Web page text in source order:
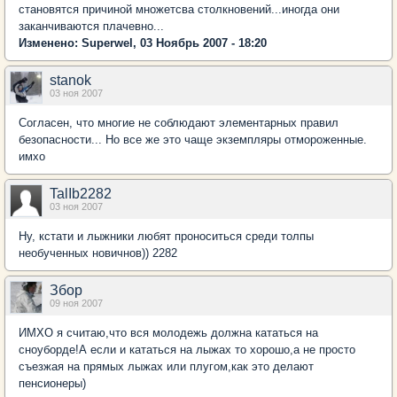
становятся причиной множетсва столкновений...иногда они
заканчиваются плачевно...
Изменено: Superwel, 03 Ноябрь 2007 - 18:20
stanok
03 ноя 2007
Согласен, что многие не соблюдают элементарных правил
безопасности... Но все же это чаще экземпляры отмороженные.
имхо
TalIb2282
03 ноя 2007
Ну, кстати и лыжники любят проноситься среди толпы
необученных новичнов)) 2282
Збор
09 ноя 2007
ИМХО я считаю,что вся молодежь должна кататься на
сноуборде!А если и кататься на лыжах то хорошо,а не просто
съезжая на прямых лыжах или плугом,как это делают
пенсионеры)